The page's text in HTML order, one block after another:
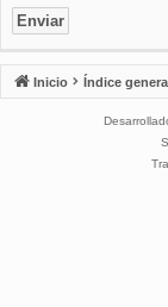
Inicio Índice